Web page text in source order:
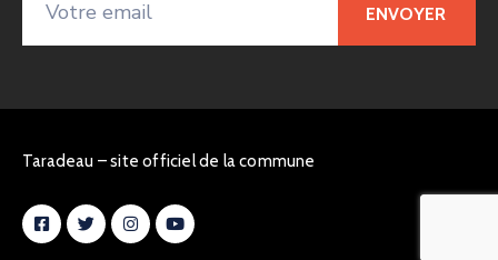
Taradeau – site officiel de la commune